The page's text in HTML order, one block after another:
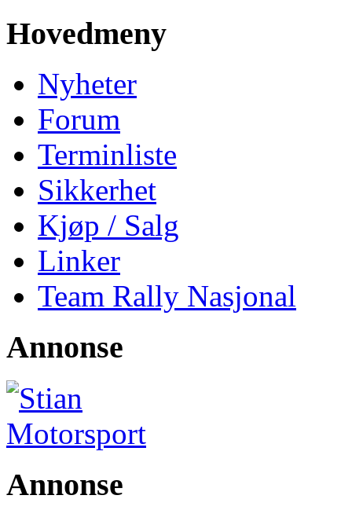
Hovedmeny
Nyheter
Forum
Terminliste
Sikkerhet
Kjøp / Salg
Linker
Team Rally Nasjonal
Annonse
Annonse